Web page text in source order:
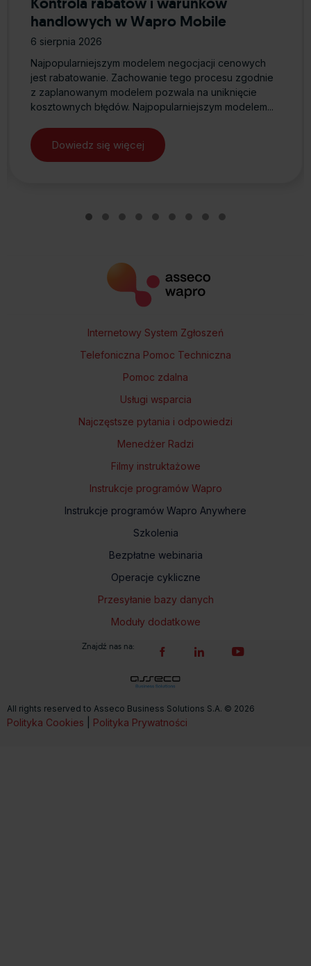
– najczęstsze problemy i konkretne rozwiązania w Wapro
handlowych w Wapro Mobile
6 sierpnia 2026
Najpopularniejszym modelem negocjacji cenowych
jest rabatowanie. Zachowanie tego procesu zgodnie
z zaplanowanym modelem pozwala na uniknięcie
kosztownych błędów. Najpopularniejszym modelem...
Dowiedz się więcej about Kontrola rabatów i
Internetowy System Zgłoszeń
Telefoniczna Pomoc Techniczna
Pomoc zdalna
Usługi wsparcia
Najczęstsze pytania i odpowiedzi
Menedżer Radzi
Filmy instruktażowe
Instrukcje programów Wapro
Instrukcje programów Wapro Anywhere
Szkolenia
Bezpłatne webinaria
Operacje cykliczne
Przesyłanie bazy danych
Moduły dodatkowe
Znajdź nas na:
All rights reserved to Asseco Business Solutions S.A. © 2026
Polityka Cookies Polityka Prywatności